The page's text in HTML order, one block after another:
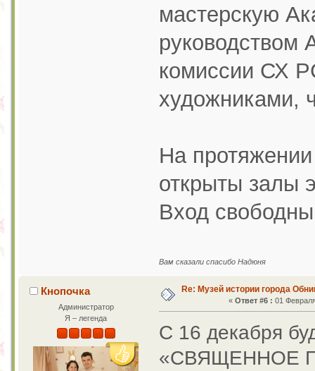
мастерскую
комиссии СХ
художниками,
На
открыты залы
Вход
Вам сказали спасибо Надюня
Кнопочка
Администратор
Я – легенда
Re: Музей истории города
« Ответ #6 : 01
С 16 декабря
«СВЯЩЕННОЕ